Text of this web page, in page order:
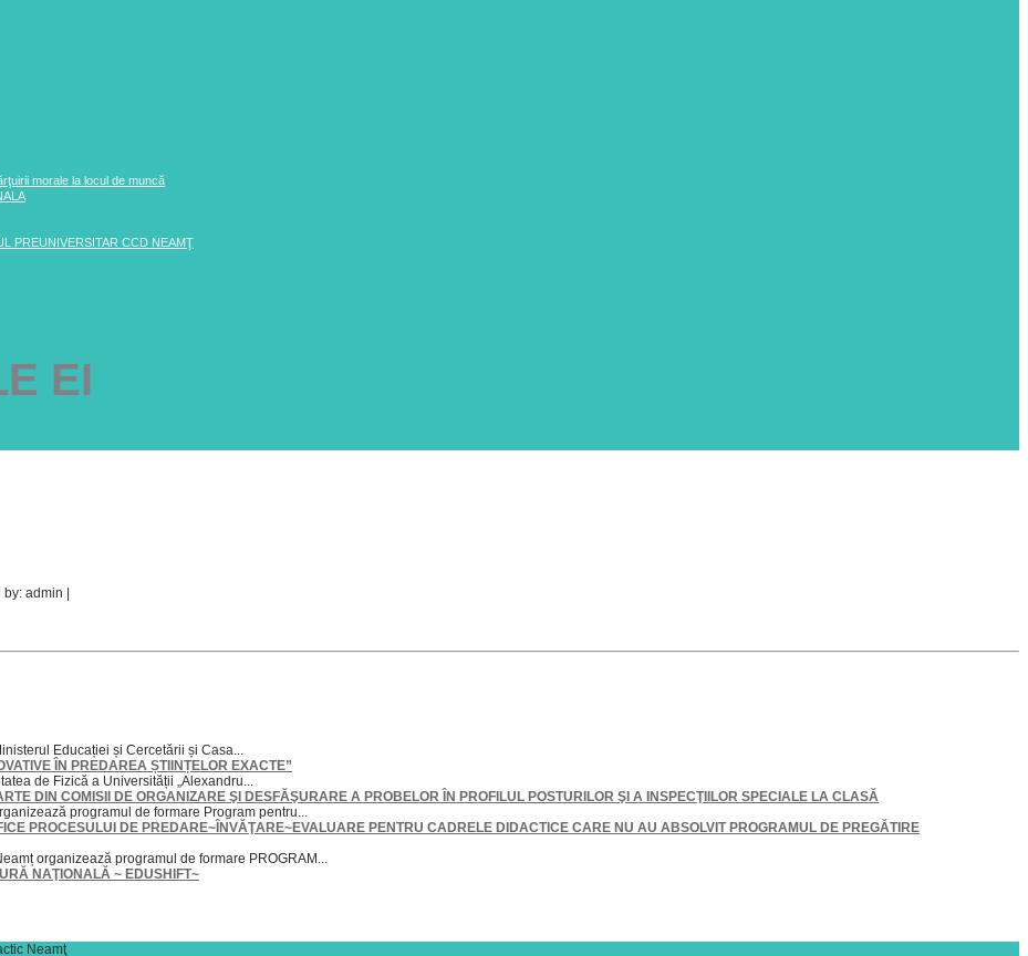
morale la locul de muncă
PREUNIVERSITAR CCD NEAMŢ
EI
by: admin |
Educației și Cercetării și Casa...
ÎN PREDAREA ȘTIINȚELOR EXACTE”
de Fizică a Universității „Alexandru...
DIN COMISII DE ORGANIZARE ŞI DESFĂŞURARE A PROBELOR ÎN PROFILUL POSTURILOR ŞI A INSPECŢIILOR SPECIALE LA CLASĂ
programul de formare Program pentru...
PROCESULUI DE PREDARE~ÎNVĂŢARE~EVALUARE PENTRU CADRELE DIDACTICE CARE NU AU ABSOLVIT PROGRAMUL DE PREGĂTIRE
organizează programul de formare PROGRAM...
NAŢIONALĂ ~ EDUSHIFT~
Neamţ